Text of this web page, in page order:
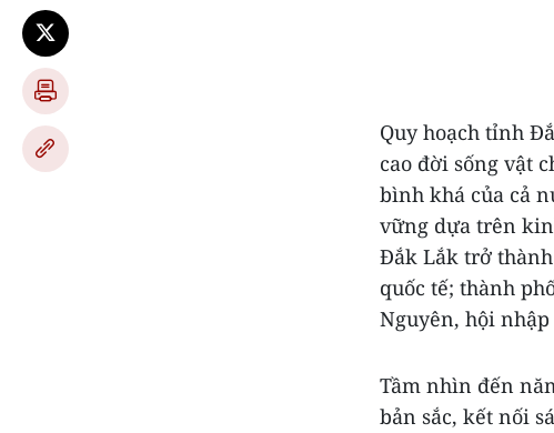
Quy hoạch tỉnh
cao đời sống vật
bình khá của cả
vững dựa trên
Đắk Lắk trở
quốc tế; thành
Nguyên, hội
Tầm nhìn đến
bản sắc, kết nối